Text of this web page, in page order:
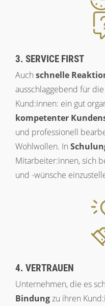
3. SERVICE FIRST
Auch schnelle
ausschlaggebend für
Kund:innen: ein gut
kompetenter
und professionell
Wohlwollen. In
Mitarbeiter:innen, sich
und -wünsche
4. VERTRAUEN
Unternehmen, die es
Bindungzu ihren